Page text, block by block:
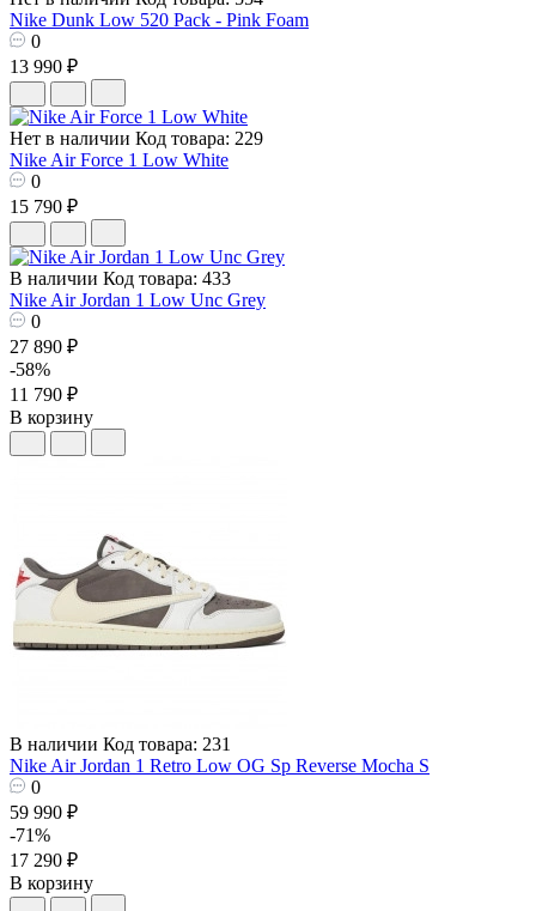
Nike Dunk Low 520 Pack - Pink Foam
0
13 990 ₽
Нет в наличии Код товара: 229
Nike Air Force 1 Low White
0
15 790 ₽
В наличии Код товара: 433
Nike Air Jordan 1 Low Unc Grey
0
27 890 ₽
-58%
11 790 ₽
В корзину
В наличии Код товара: 231
Nike Air Jordan 1 Retro Low OG Sp Reverse Mocha S
0
59 990 ₽
-71%
17 290 ₽
В корзину